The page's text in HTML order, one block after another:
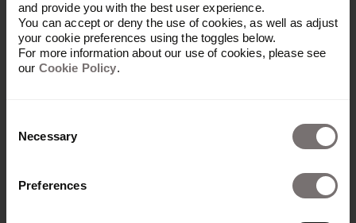
and provide you with the best user experience.
You can accept or deny the use of cookies, as well as adjust
your cookie preferences using the toggles below.
For more information about our use of cookies, please see
our Cookie Policy.
Selection
Necessary
Preferences
En savoir plus
Ressources
Kitchen
Nouveautés produit
Support